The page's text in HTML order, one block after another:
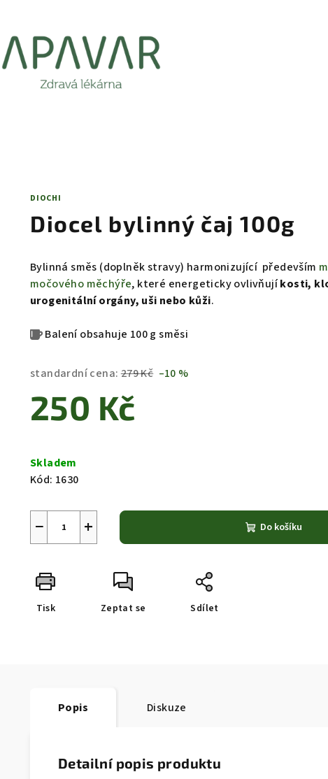
DIOCHI
Diocel bylinný čaj 100g
Bylinná směs (doplněk stravy) harmonizující především
močového měchýře, které energeticky ovlivňujíkosti,
urogenitální orgány, uši nebo kůži.
Balení obsahuje 100 g směsi
standardní cena: 279 Kč –10 %
250 Kč
cena:
Skladem
Kód: 1630
+
− Do košíku
Tisk Zeptat se Sdílet
Popis Diskuze
Detailní popis produktu